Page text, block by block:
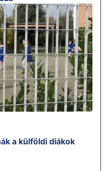
a külföldi diákok